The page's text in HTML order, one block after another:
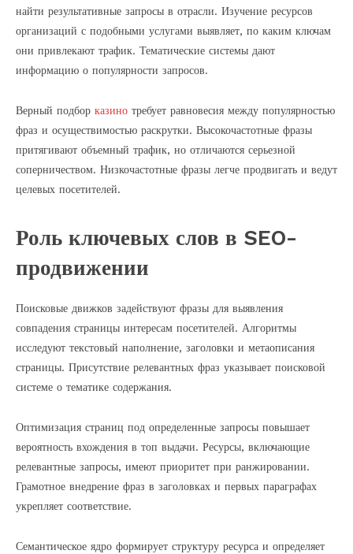
найти результативные запросы в отрасли. Изучение ресурсов
организаций с подобными услугами выявляет, по каким ключам
они привлекают трафик. Тематические системы дают
информацию о популярности запросов.
Верный подбор казино требует равновесия между популярностью
фраз и осуществимостью раскрутки. Высокочастотные фразы
притягивают объемный трафик, но отличаются серьезной
соперничеством. Низкочастотные фразы легче продвигать и ведут
целевых посетителей.
Роль ключевых слов в SEO-
продвижении
Поисковые движков задействуют фразы для выявления
совпадения страницы интересам посетителей. Алгоритмы
исследуют текстовый наполнение, заголовки и метаописания
страницы. Присутствие релевантных фраз указывает поисковой
системе о тематике содержания.
Оптимизация страниц под определенные запросы повышает
вероятность вхождения в топ выдачи. Ресурсы, включающие
релевантные запросы, имеют приоритет при ранжировании.
Грамотное внедрение фраз в заголовках и первых параграфах
укрепляет соответствие.
Семантическое ядро формирует структуру ресурса и определяет